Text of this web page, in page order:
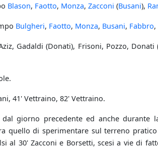
Blason, Faotto, Monza, Zacconi (Busani),
Bulgheri, Faotto, Monza, Busani, Fabbro,
Gadaldi (Donati), Frisoni, Pozzo,
41' Vettraino, 82' Vettraino.
dal giorno precedente ed anche
quello di sperimentare sul terreno
al 30' Zacconi e Borsetti, scesi a vie di